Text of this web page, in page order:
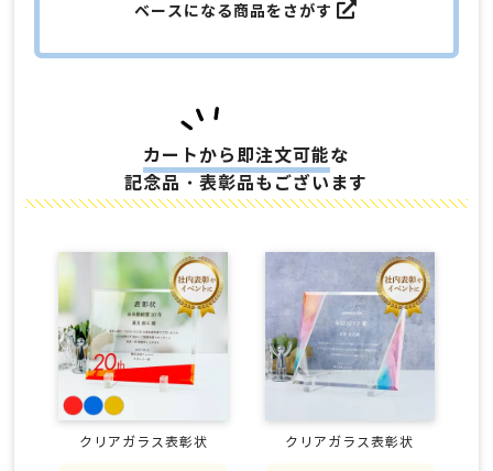
ベースになる商品をさがす
カートから即注文可能な
記念品・表彰品もございます
クリアガラス表彰状 クリアガラス表彰状